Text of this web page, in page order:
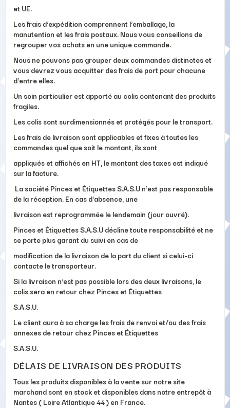
et UE.
Les frais d'expédition comprennent l'emballage, la
manutention et les frais postaux. Nous vous conseillons de
regrouper vos achats en une unique commande.
Nous ne pouvons pas grouper deux commandes distinctes et
vous devrez vous acquitter des frais de port pour chacune
d'entre elles.
Un soin particulier est apporté au colis contenant des produits
fragiles.
Les colis sont surdimensionnés et protégés pour le transport.
Les frais de livraison sont applicables et fixes à toutes les
commandes quel que soit le montant, ils sont
appliqués et affichés en HT, le montant des taxes est indiqué
sur la facture.
La société Pinces et Étiquettes S.A.S.U n'est pas responsable
de la réception. En cas d'absence, une
livraison est reprogrammée le lendemain (jour ouvré).
Pinces et Étiquettes S.A.S.U décline toute responsabilité et ne
se porte plus garant du suivi en cas de
modification de la livraison de la part du client si celui-ci
contacte le transporteur.
Si la livraison n'est pas possible lors des deux livraisons, le
colis sera en retour chez Pinces et Étiquettes
S.A.S.U.
Le client aura à sa charge les frais de renvoi et/ou des frais
annexes de retour chez Pinces et Étiquettes
S.A.S.U.
DÉLAIS DE LIVRAISON DES PRODUITS
Tous les produits disponibles à la vente sur notre site
marchand sont en stock et disponibles dans notre entrepôt à
Nantes ( Loire Atlantique 44 ) en France.